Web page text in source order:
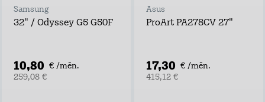
Samsung
32" / Odyssey G5 G50F
10,80 € /mēn.
259,08 €
Asus
ProArt PA278CV 27"
17,30 € /mēn.
415,12 €